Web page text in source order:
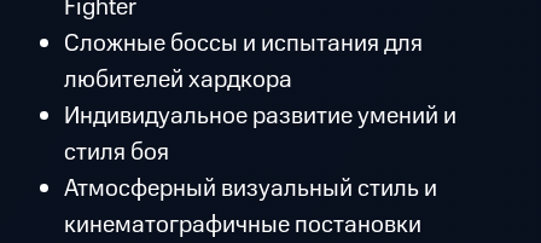
Fighter
Сложные боссы и испытания для
любителей хардкора
Индивидуальное развитие умений и
стиля боя
Атмосферный визуальный стиль и
кинематографичные постановки